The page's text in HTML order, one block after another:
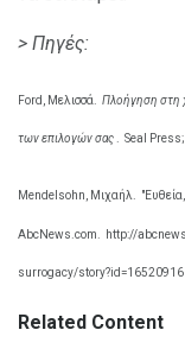
> Πηγές:
Ford, Μελισσά. Πλοήγηση στη
των επιλογών σας. Seal Press;
Mendelsohn, Μιχαήλ.
AbcNews.com. http://
surrogacy/story?id=16520916
Related Content